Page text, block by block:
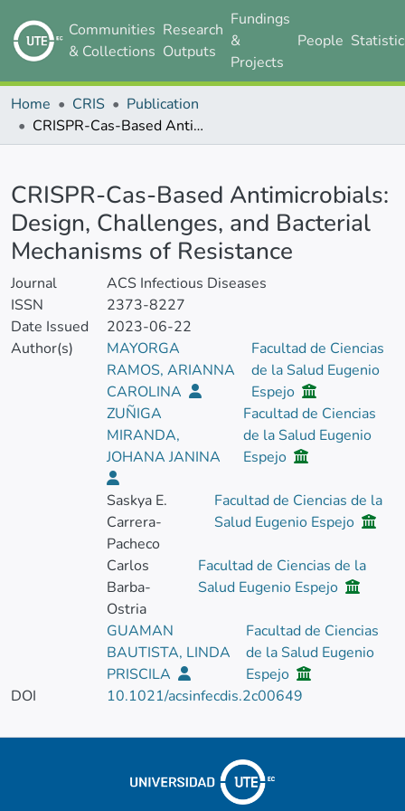
Communities
& Collections
Research
Outputs
Fundings
&
Projects
People
Home CRIS
Publication
CRISPR-Cas-Based Antimicrobials: Design, Challenges, and Bacterial Mechanisms of Resistance
CRISPR-Cas-Based Antimicrobials:
Design, Challenges, and Bacterial
Mechanisms of Resistance
Journal
ACS Infectious Diseases
ISSN
2373-8227
Date Issued
2023-06-22
Author(s)
MAYORGA
RAMOS, ARIANNA
CAROLINA
Facultad de Ciencias
de la Salud Eugenio
Espejo
ZUÑIGA
MIRANDA,
JOHANA JANINA
Facultad de Ciencias
de la Salud Eugenio
Espejo
Saskya E.
Carrera-
Pacheco
Facultad de Ciencias de la
Salud Eugenio Espejo
Carlos
Barba-
Ostria
Facultad de Ciencias de la
Salud Eugenio Espejo
GUAMAN
BAUTISTA, LINDA
PRISCILA
Facultad de Ciencias
de la Salud Eugenio
Espejo
DOI
10.1021/acsinfecdis.2c00649